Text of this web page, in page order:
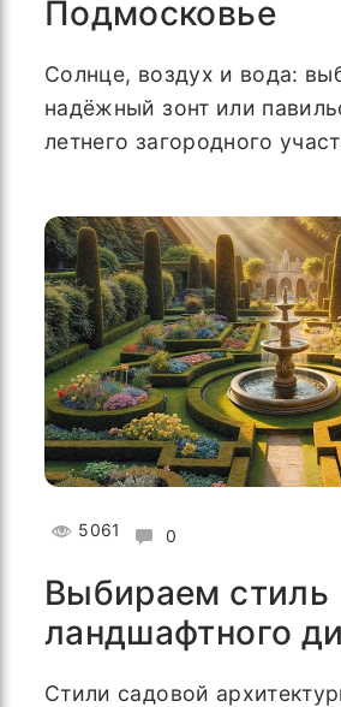
Подмосковье
Солнце, воздух и вода:
надёжный зонт или
летнего загородного
5061 0
Выбираем стиль
ландшафтного
Стили садовой